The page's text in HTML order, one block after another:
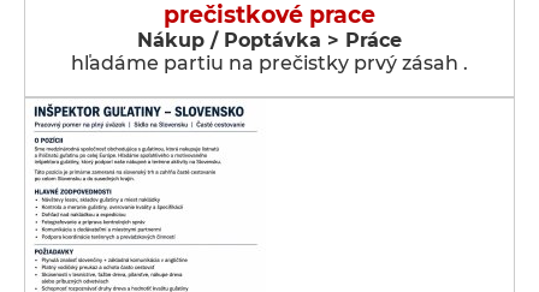
prečistkové prace
Nákup / Poptávka > Práce
hľadáme partiu na prečistky prvý zásah .